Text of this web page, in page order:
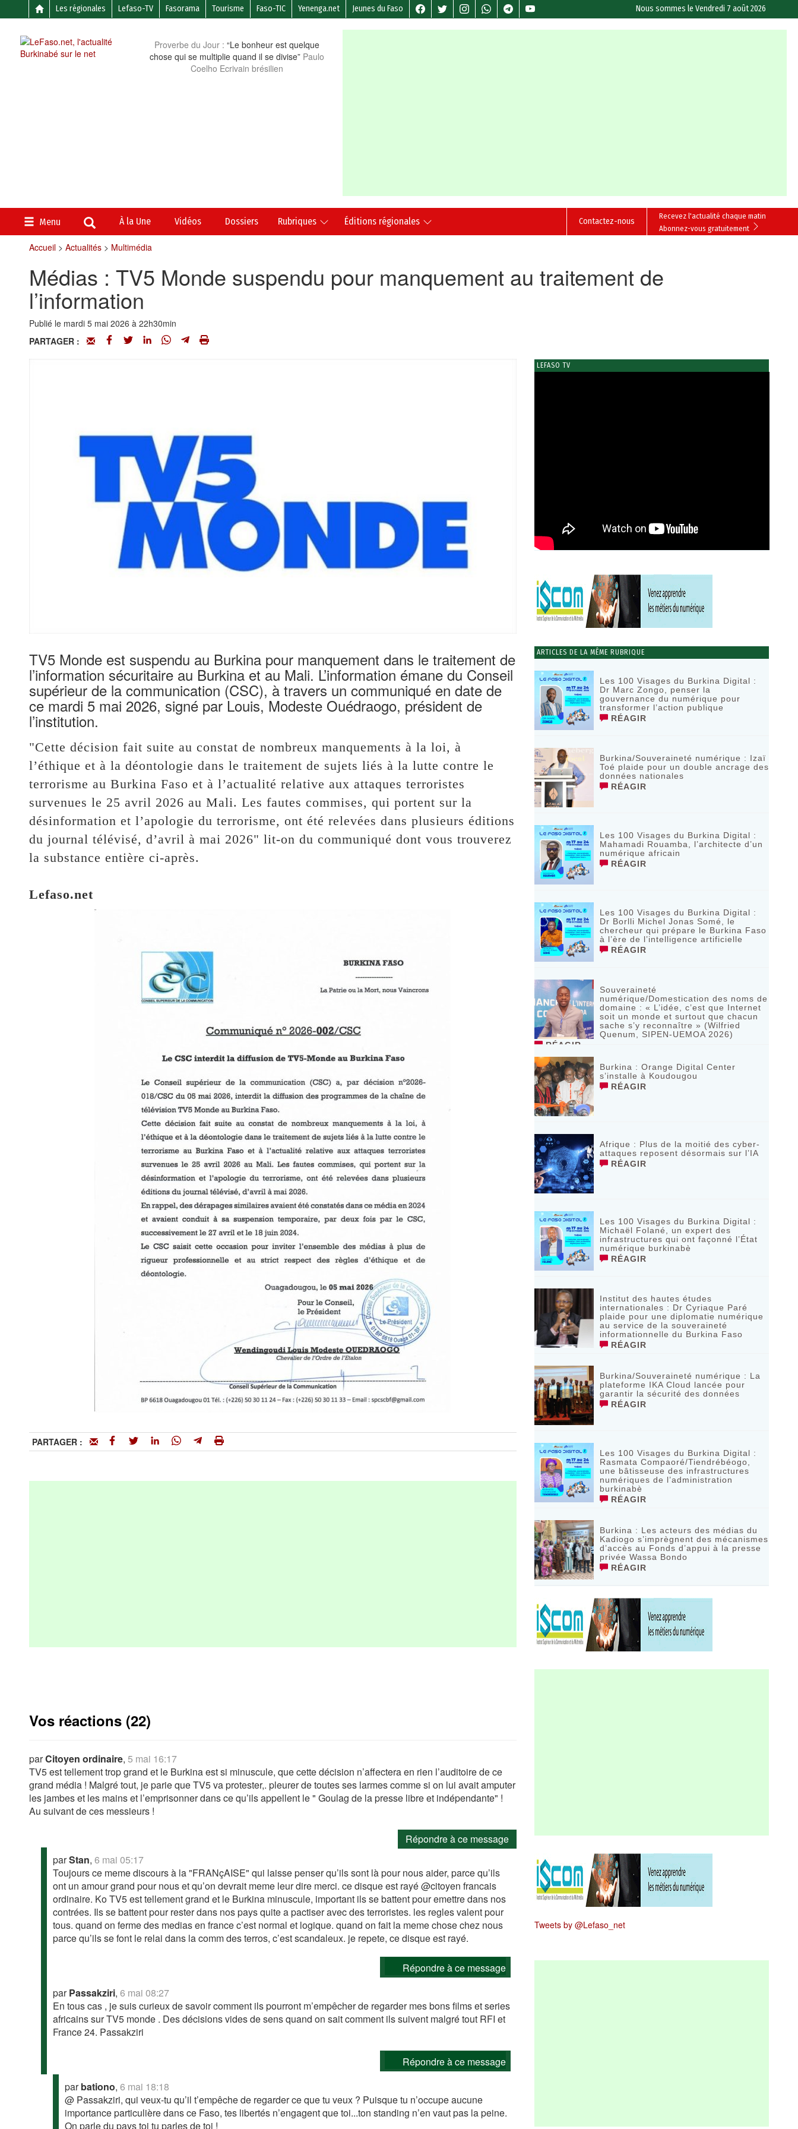
Les régionales Lefaso-TV Fasorama Tourisme Faso-TIC Yenenga.net Jeunes du Faso Nous sommes leVendredi 7 août 2026
Proverbe du Jour : “Le bonheur est quelque
chose qui se multiplie quand il se divise” Paulo
Coelho Ecrivain brésilien
Menu À la Une Vidéos Dossiers Rubriques Éditions régionales
Recevez l'actualité chaque matin
Abonnez-vous gratuitement
Contactez-nous
Accueil> Actualités> Multimédia
Médias : TV5 Monde suspendu pour manquement au traitement de
l’information
Publié le mardi 5 mai 2026 à 22h30min
PARTAGER :
TV5 Monde est suspendu au Burkina pour manquement dans le traitement de
l’information sécuritaire au Burkina et au Mali. L’information émane du Conseil
supérieur de la communication (CSC), à travers un communiqué en date de
ce mardi 5 mai 2026, signé par Louis, Modeste Ouédraogo, président de
l’institution.
"Cette décision fait suite au constat de nombreux manquements à la loi, à
l’éthique et à la déontologie dans le traitement de sujets liés à la lutte contre le
terrorisme au Burkina Faso et à l’actualité relative aux attaques terroristes
survenues le 25 avril 2026 au Mali. Les fautes commises, qui portent sur la
désinformation et l’apologie du terrorisme, ont été relevées dans plusieurs éditions
du journal télévisé, d’avril à mai 2026" lit-on du communiqué dont vous trouverez
la substance entière ci-après.
Lefaso.net
PARTAGER :
Vos réactions (22)
parCitoyen ordinaire, 5 mai 16:17
TV5 est tellement trop grand et le Burkina est si minuscule, que cette décision n’affectera en rien l’auditoire de ce
grand média ! Malgré tout, je parie que TV5 va protester,. pleurer de toutes ses larmes comme si on lui avait amputer
les jambes et les mains et l’emprisonner dans ce qu’ils appellent le " Goulag de la presse libre et indépendante" !
Au suivant de ces messieurs !
Répondre à ce message
parStan, 6 mai 05:17
Toujours ce meme discours à la "FRANçAISE" qui laisse penser qu’ils sont là pour nous aider, parce qu’ils
ont un amour grand pour nous et qu’on devrait meme leur dire merci. ce disque est rayé @citoyen francais
ordinaire. Ko TV5 est tellement grand et le Burkina minuscule, important ils se battent pour emettre dans nos
contrées. Ils se battent pour rester dans nos pays quite a pactiser avec des terroristes. les regles valent pour
tous. quand on ferme des medias en france c’est normal et logique. quand on fait la meme chose chez nous
parce qu’ils se font le relai dans la comm des terros, c’est scandaleux. je repete, ce disque est rayé.
Répondre à ce message
parPassakziri, 6 mai 08:27
En tous cas , je suis curieux de savoir comment ils pourront m’empêcher de regarder mes bons films et series
africains sur TV5 monde . Des décisions vides de sens quand on sait comment ils suivent malgré tout RFI et
France 24. Passakziri
Répondre à ce message
parbationo, 6 mai 18:18
@ Passakziri, qui veux-tu qu’il t’empêche de regarder ce que tu veux ? Puisque tu n’occupe aucune
importance particulière dans ce Faso, tes libertés n’engagent que toi...ton standing n’en vaut pas la peine.
On parle du pays toi tu parles de toi !
LEFASO TV
ARTICLES DE LA MÊME RUBRIQUE
Les 100 Visages du Burkina Digital :
Dr Marc Zongo, penser la
gouvernance du numérique pour
transformer l’action publique
RÉAGIR
Burkina/Souveraineté numérique : Izaï
Toé plaide pour un double ancrage des
données nationales
RÉAGIR
Les 100 Visages du Burkina Digital :
Mahamadi Rouamba, l’architecte d’un
numérique africain
RÉAGIR
Les 100 Visages du Burkina Digital :
Dr Borlli Michel Jonas Somé, le
chercheur qui prépare le Burkina Faso
à l’ère de l’intelligence artificielle
RÉAGIR
Souveraineté
numérique/Domestication des noms de
domaine : « L’idée, c’est que Internet
soit un monde et surtout que chacun
sache s’y reconnaître » (Wilfried
Quenum, SIPEN-UEMOA 2026)
RÉAGIR
Burkina : Orange Digital Center
s’installe à Koudougou
RÉAGIR
Afrique : Plus de la moitié des cyber-
attaques reposent désormais sur l’IA
RÉAGIR
Les 100 Visages du Burkina Digital :
Michaël Folané, un expert des
infrastructures qui ont façonné l’État
numérique burkinabè
RÉAGIR
Institut des hautes études
internationales : Dr Cyriaque Paré
plaide pour une diplomatie numérique
au service de la souveraineté
informationnelle du Burkina Faso
RÉAGIR
Burkina/Souveraineté numérique : La
plateforme IKA Cloud lancée pour
garantir la sécurité des données
RÉAGIR
Les 100 Visages du Burkina Digital :
Rasmata Compaoré/Tiendrébéogo,
une bâtisseuse des infrastructures
numériques de l’administration
burkinabè
RÉAGIR
Burkina : Les acteurs des médias du
Kadiogo s’imprègnent des mécanismes
d’accès au Fonds d’appui à la presse
privée Wassa Bondo
RÉAGIR
Tweets by @Lefaso_net